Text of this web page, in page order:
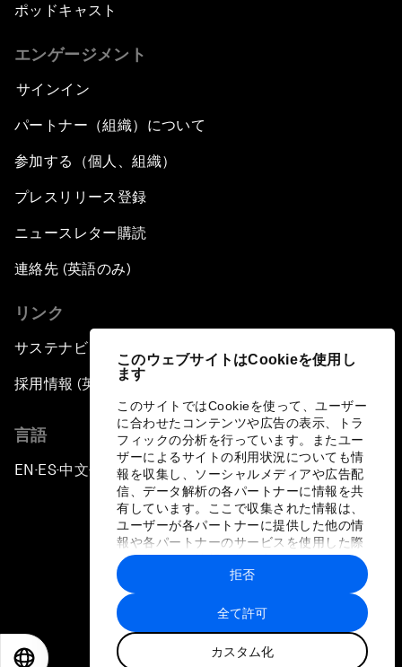
このウェブサイトはCookieを使用し
ます
このサイトではCookieを使って、ユーザー
に合わせたコンテンツや広告の表示、トラ
フィックの分析を行っています。またユー
ザーによるサイトの利用状況についても情
報を収集し、ソーシャルメディアや広告配
信、データ解析の各パートナーに情報を共
有しています。ここで収集された情報は、
ユーザーが各パートナーに提供した他の情
報や各パートナーのサービスを使用した際
に収集された情報と組み合わされ、各パー
トナーによって使用されることがありま
す。
全て許可
カスタム化
拒否
ポッドキャスト
エンゲージメント
サインイン
パートナー（組織）について
参加する（個人、組織）
プレスリリース登録
ニュースレター購読
連絡先 (英語のみ)
リンク
サステナビリティへの取り組み
採用情報 (英語のみ)
言語
EN ▪ES▪中文▪ 日本語
プライバシーポリシーと利用規約
サイトマップ
©
世界経済フォーラム